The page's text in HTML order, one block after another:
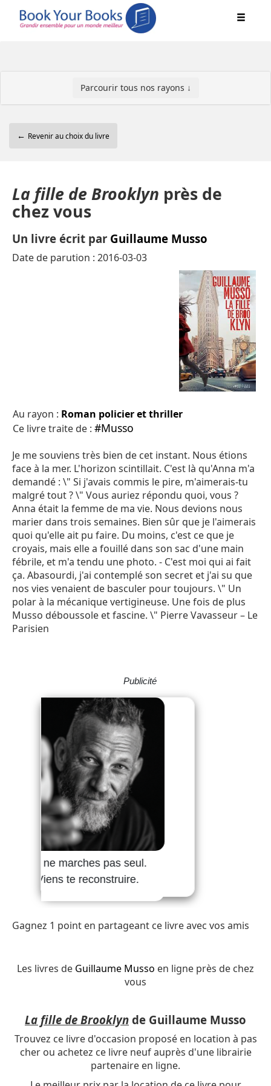
Parcourir tous nos rayons ↓
← Revenir au choix du livre
La fille de Brooklyn près de
chez vous
Un livre écrit par Guillaume Musso
Date de parution : 2016-03-03
Au rayon : Roman policier et thriller
Ce livre traite de : #Musso
Je me souviens très bien de cet instant. Nous étions
face à la mer. L'horizon scintillait. C'est là qu'Anna m'a
demandé : \" Si j'avais commis le pire, m'aimerais-tu
malgré tout ? \" Vous auriez répondu quoi, vous ?
Anna était la femme de ma vie. Nous devions nous
marier dans trois semaines. Bien sûr que je l'aimerais
quoi qu'elle ait pu faire. Du moins, c'est ce que je
croyais, mais elle a fouillé dans son sac d'une main
fébrile, et m'a tendu une photo. - C'est moi qui ai fait
ça. Abasourdi, j'ai contemplé son secret et j'ai su que
nos vies venaient de basculer pour toujours. \" Un
polar à la mécanique vertigineuse. Une fois de plus
Musso déboussole et fascine. \" Pierre Vavasseur – Le
Parisien
Gagnez 1 point en partageant ce livre avec vos amis
Les livres de Guillaume Musso en ligne près de chez
vous
La fille de Brooklyn de Guillaume Musso
Trouvez ce livre d'occasion proposé en location à pas
cher ou achetez ce livre neuf auprès d'une librairie
partenaire en ligne.